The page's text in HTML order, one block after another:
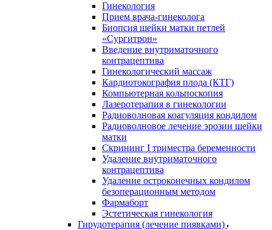
Гинекология
Прием врача-гинеколога
Биопсия шейки матки петлей
«Сургитрон»
Введение внутриматочного
контрацептива
Гинекологический массаж
Кардиотокография плода (КТГ)
Компьютерная кольпоскопия
Лазеротерапия в гинекологии
Радиоволновая коагуляция кондилом
Радиоволновое лечение эрозии шейки
матки
Скрининг I триместра беременности
Удаление внутриматочного
контрацептива
Удаление остроконечных кондилом
безоперационным методом
Фармаборт
Эстетическая гинекология
Гирудотерапия (лечение пиявками)